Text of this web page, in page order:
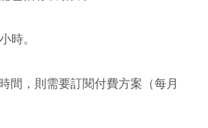
時。
間，則需要訂閱付費方案（每月